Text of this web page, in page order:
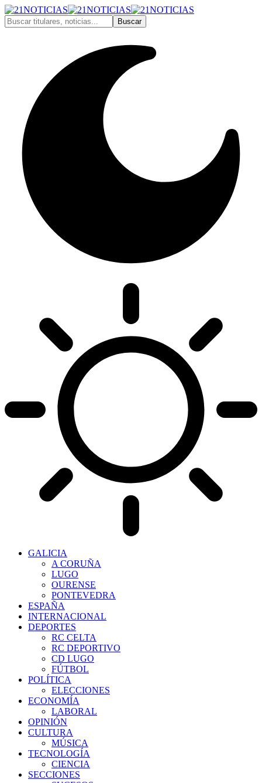
GALICIA
A CORUÑA
LUGO
OURENSE
PONTEVEDRA
ESPAÑA
INTERNACIONAL
DEPORTES
RC CELTA
RC DEPORTIVO
CD LUGO
FÚTBOL
POLÍTICA
ELECCIONES
ECONOMÍA
LABORAL
OPINIÓN
CULTURA
MÚSICA
TECNOLOGÍA
CIENCIA
SECCIONES